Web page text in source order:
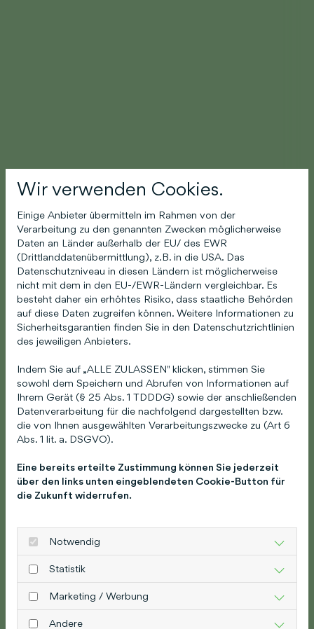
Wir verwenden Cookies.
Einige Anbieter übermitteln im Rahmen von der
Verarbeitung zu den genannten Zwecken möglicherweise
Daten an Länder außerhalb der EU/ des EWR
(Drittlanddatenübermittlung), z.B. in die USA. Das
Datenschutzniveau in diesen Ländern ist möglicherweise
nicht mit dem in den EU-/EWR-Ländern vergleichbar. Es
besteht daher ein erhöhtes Risiko, dass staatliche Behörden
auf diese Daten zugreifen können. Weitere Informationen zu
Sicherheitsgarantien finden Sie in den Datenschutzrichtlinien
des jeweiligen Anbieters.
Indem Sie auf „ALLE ZULASSEN" klicken, stimmen Sie
sowohl dem Speichern und Abrufen von Informationen auf
Ihrem Gerät (§ 25 Abs. 1 TDDDG) sowie der anschließenden
Datenverarbeitung für die nachfolgend dargestellten bzw.
die von Ihnen ausgewählten Verarbeitungszwecke zu (Art 6
Abs. 1 lit. a. DSGVO).
Eine bereits erteilte Zustimmung können Sie jederzeit
über den links unten eingeblendeten Cookie-Button für
die Zukunft widerrufen.
Notwendig
Statistik
Marketing / Werbung
Andere